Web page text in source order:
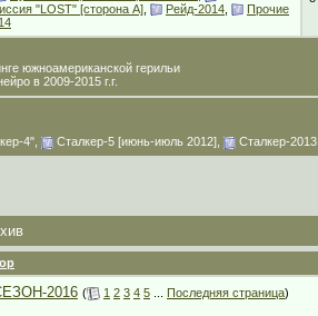
"LOST" [сторона А]
Рейд-2014
Прочие
южноамериканской герильи
в 2009-2015 г.г.
4" Сталкер-5 [июнь-июль 2012] Сталкер-2013
2016 ( 1 2 3 4 5 Последняя страница)